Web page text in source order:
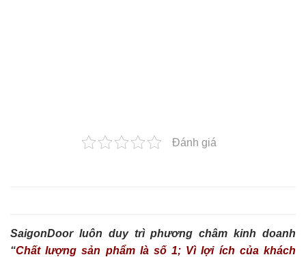
Đánh giá
SaigonDoor luôn duy trì phương châm kinh doanh
“Chất lượng sản phẩm là số 1; Vì lợi ích của khách